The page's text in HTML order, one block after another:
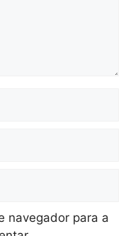
navegador para a